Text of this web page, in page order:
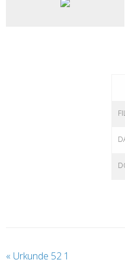
« Urkunde 52 1